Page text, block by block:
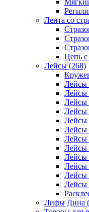
Лента со
Цепь с
Лейсы (268)
Лейсы
Лейсы
Лейсы
Лейсы
Лейсы
Лейсы
Лейсы
Лейсы
Лейсы
Лейсы
Лейсы
Лейсы
Лифы Дина